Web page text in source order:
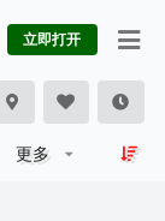
立即打开
更多